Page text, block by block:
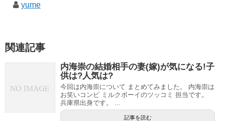
yume
関連記事
内海崇の結婚相手の妻(嫁)が気になる!子
供は?人気は?
今回は内海崇について まとめてみました。 内海崇は
お笑いコンビ ミルクボーイのツッコミ 担当です。
兵庫県出身です。 ...
記事を読む